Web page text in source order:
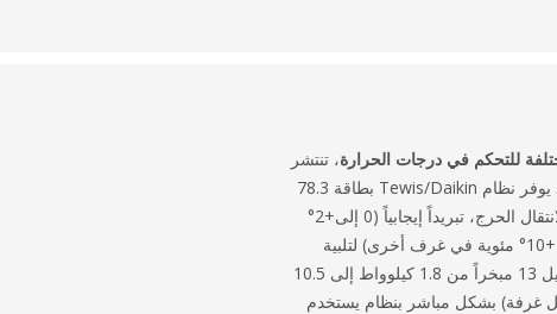
للتحكم في درجات الحرارة، تنتشر
عبر إحدى عشرة منطقة مختلفة. يوفر نظام Tewis/Daikin بطاقة 78.3
كيلوواط، والذي يستخدم تقنية الانتقال الحرج، تبريداً إيجابياً (0 إلى+2°
مئوية في بعض الغرف و+8 إلى +10° مئوية في غرف أخرى) لتلبية
مجموعة من الاحتياجات. تم توصيل 13 مبخراً من 1.8 كيلوواط إلى 10.5
غرفة) بشكل مباشر بنظام يستخدم